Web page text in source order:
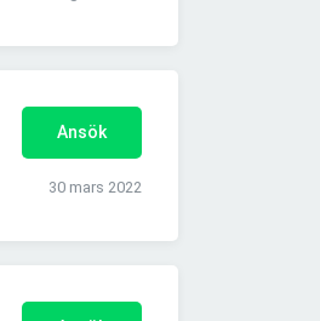
Ansök
30 mars 2022